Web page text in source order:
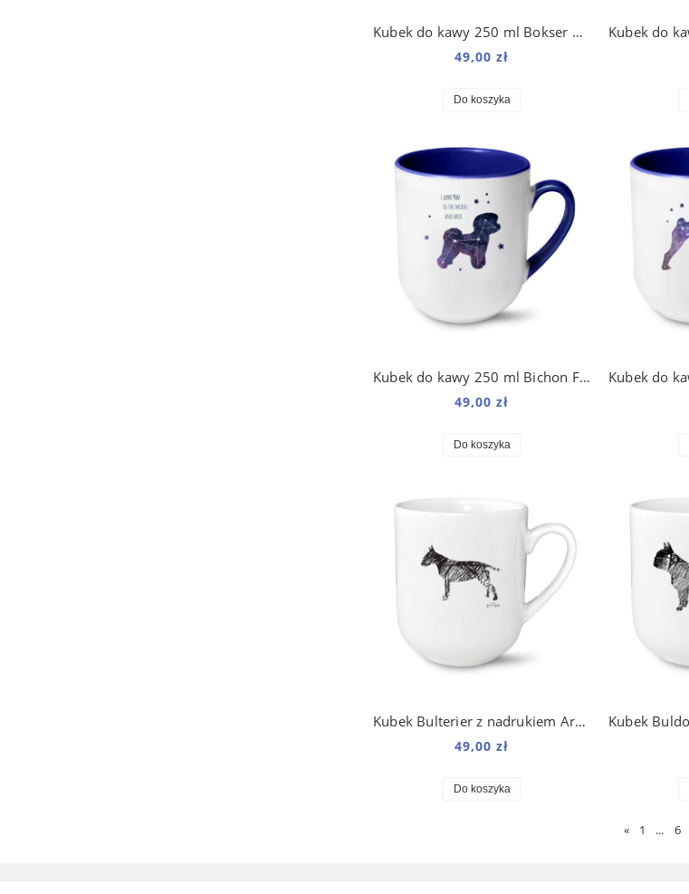
Kubek do kawy 250 ml Bokser Kosmo
49,00 zł
Do koszyka
Kubek do kawy 250 ml Bichon Frise Kosmo
49,00 zł
Do koszyka
Kubek Bulterier z nadrukiem Art 250 ml
49,00 zł
Do koszyka
« 1 ... 6